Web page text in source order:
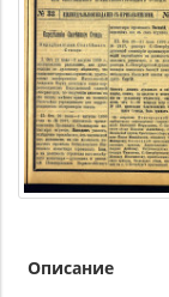
Описание